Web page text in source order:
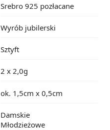
Srebro 925 pozłacane
Wyrób jubilerski
Sztyft
2 x 2,0g
ok. 1,5cm x 0,5cm
Damskie
Młodzieżowe